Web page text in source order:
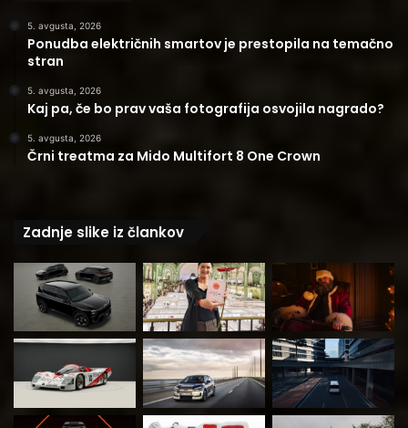
5. avgusta, 2026
Ponudba električnih smartov je prestopila na temačno
stran
5. avgusta, 2026
Kaj pa, če bo prav vaša fotografija osvojila nagrado?
5. avgusta, 2026
Črni treatma za Mido Multifort 8 One Crown
Zadnje slike iz člankov